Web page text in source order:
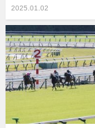
2025.01.02